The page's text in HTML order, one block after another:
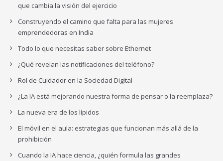
que cambia la visión del ejercicio
Construyendo el camino que falta para las mujeres
emprendedoras en India
Todo lo que necesitas saber sobre Ethernet
¿Qué revelan las notificaciones del teléfono?
Rol de Cuidador en la Sociedad Digital
¿La IA está mejorando nuestra forma de pensar o la reemplaza?
La nueva era de los lípidos
El móvil en el aula: estrategias que funcionan más allá de la
prohibición
Cuando la IA hace ciencia, ¿quién formula las grandes